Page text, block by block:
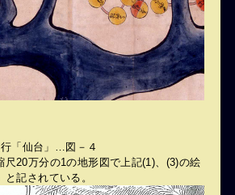
「仙台」…図－４
尺20万分の1の地形図で上記(1)、(3)の絵
記されている。